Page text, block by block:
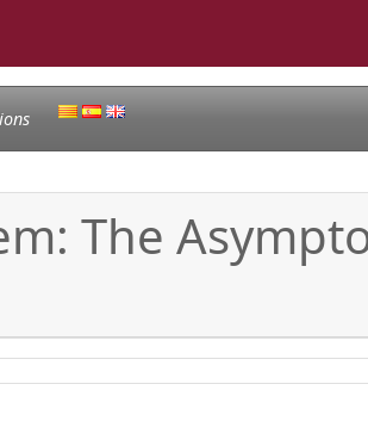
The